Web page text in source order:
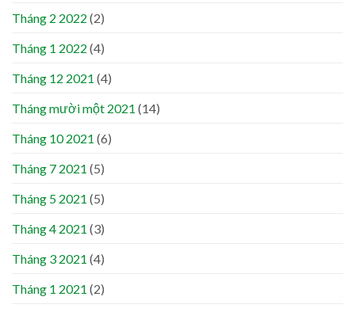
Tháng 2 2022 (2)
Tháng 1 2022 (4)
Tháng 12 2021 (4)
Tháng mười một 2021 (14)
Tháng 10 2021 (6)
Tháng 7 2021 (5)
Tháng 5 2021 (5)
Tháng 4 2021 (3)
Tháng 3 2021 (4)
Tháng 1 2021 (2)